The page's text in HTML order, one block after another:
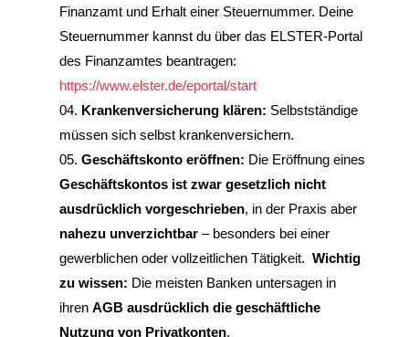
Finanzamt und Erhalt einer Steuernummer. Deine
Steuernummer kannst du über das ELSTER-Portal
des Finanzamtes beantragen:
https://www.elster.de/eportal/start
Krankenversicherung klären: Selbstständige
müssen sich selbst krankenversichern.
Geschäftskonto eröffnen: Die Eröffnung eines
Geschäftskontos ist zwar gesetzlich nicht
ausdrücklich vorgeschrieben, in der Praxis aber
nahezu unverzichtbar– besonders bei einer
gewerblichen oder vollzeitlichen Tätigkeit. Wichtig
zu wissen: Die meisten Banken untersagen in
ihren AGB ausdrücklich die geschäftliche
Nutzung von Privatkonten.